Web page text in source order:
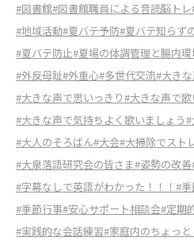
#図書館#図書館職員による音読脳トレ
#地域活動#夏バテ予防#夏バテ知らず
#夏バテ防止#夏場の体調管理と腸内
#外反母趾#外重心#多世代交流#大き
#大きな声で思いっきり#大きな声で歌
#大きな声で気持ちよく歌いましょう
#大人のそろばん#大会#大掃除でスト
#大泉落語研究会の皆さま#姿勢の改善
#字幕なしで英語がわかった！！！ #
#季節行事#安心サポート相談会#定期
#実践的な会話練習#家庭内のちょっ